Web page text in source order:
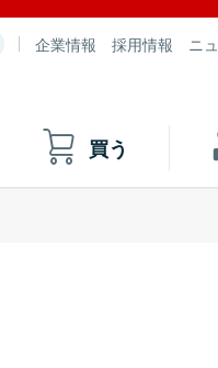
企業情報 採用情報 ニ
買う